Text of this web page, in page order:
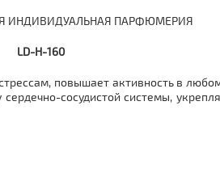
ИНДИВИДУАЛЬНАЯ ПАРФЮМЕРИЯ
LD-H-160
повышает активность в
сосудистой системы,